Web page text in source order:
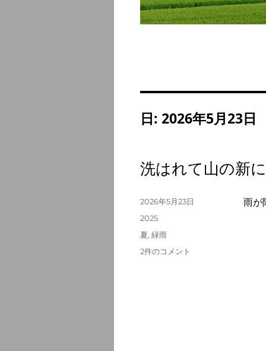
日: 2026年5月23日
洗はれて山の新
雨が
投
2026年5月23日
カ
テ
リ
2025
タ
グ
夏, 緑雨
洗
2件のコメント